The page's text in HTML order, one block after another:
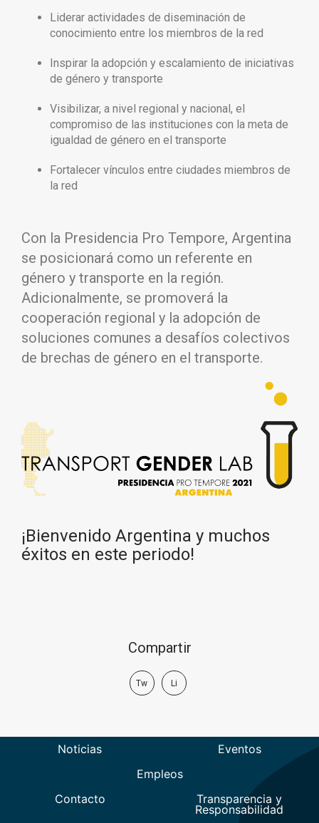
Liderar actividades de diseminación de
conocimiento entre los miembros de la red
Inspirar la adopción y escalamiento de iniciativas
de género y transporte
Visibilizar, a nivel regional y nacional, el
compromiso de las instituciones con la meta de
igualdad de género en el transporte
Fortalecer vínculos entre ciudades miembros de
la red
Con la Presidencia Pro Tempore, Argentina
se posicionará como un referente en
género y transporte en la región.
Adicionalmente, se promoverá la
cooperación regional y la adopción de
soluciones comunes a desafíos colectivos
de brechas de género en el transporte.
¡Bienvenido Argentina y muchos
éxitos en este periodo!
Compartir
Tw Li